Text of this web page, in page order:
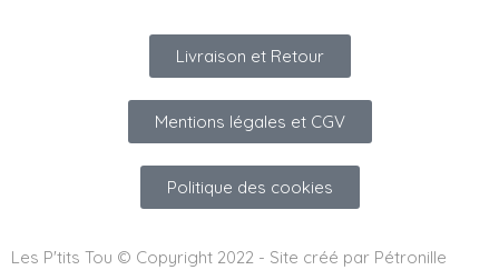
Livraison et Retour
Mentions légales et CGV
Politique des cookies
Les P'tits Tou © Copyright 2022 - Site créé par Pétronille